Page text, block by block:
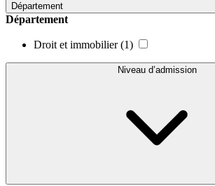
Département
Département
Droit et immobilier (1)
Niveau d’admission